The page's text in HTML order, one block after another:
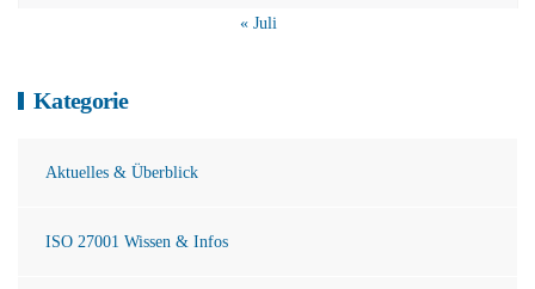
« Juli
Kategorie
Aktuelles & Überblick
ISO 27001 Wissen & Infos